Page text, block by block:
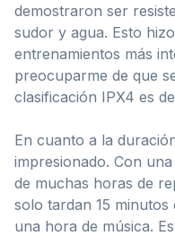
demostraron ser
sudor y agua. Esto
entrenamientos más
preocuparme de que
clasificación IPX4 es
En cuanto a la
impresionado. Con
de muchas horas de
solo tardan 15
una hora de música.